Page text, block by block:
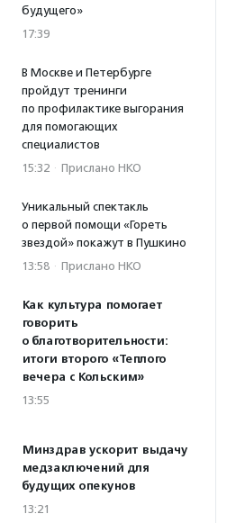
будущего»
17:39
В Москве и Петербурге
пройдут тренинги
по профилактике выгорания
для помогающих
специалистов
15:32 · Прислано НКО
Уникальный спектакль
о первой помощи «Гореть
звездой» покажут в Пушкино
13:58 · Прислано НКО
Как культура помогает
говорить
о благотворительности:
итоги второго «Теплого
вечера с Кольским»
13:55
Минздрав ускорит выдачу
медзаключений для
будущих опекунов
13:21